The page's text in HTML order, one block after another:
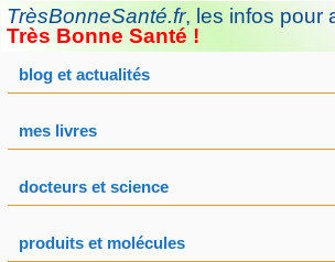
Aller
au
TrèsBonneSanté.fr, les infos pour
Très Bonne Santé !
blog et actualités
mes livres
docteurs et science
produits et molécules